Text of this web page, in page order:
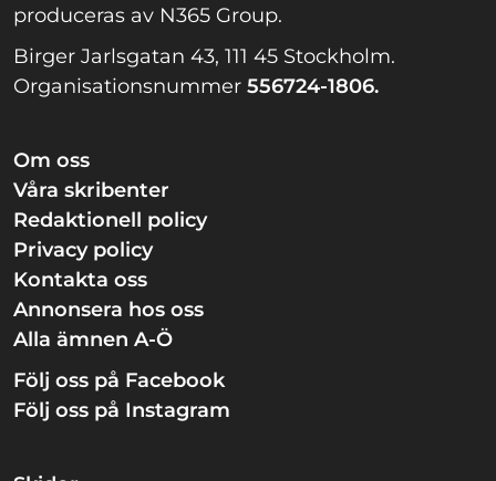
produceras av N365 Group.
Birger Jarlsgatan 43, 111 45 Stockholm.
Organisationsnummer 556724-1806.
Om oss
Våra skribenter
Redaktionell policy
Privacy policy
Kontakta oss
Annonsera hos oss
Alla ämnen A-Ö
Följ oss på Facebook
Följ oss på Instagram